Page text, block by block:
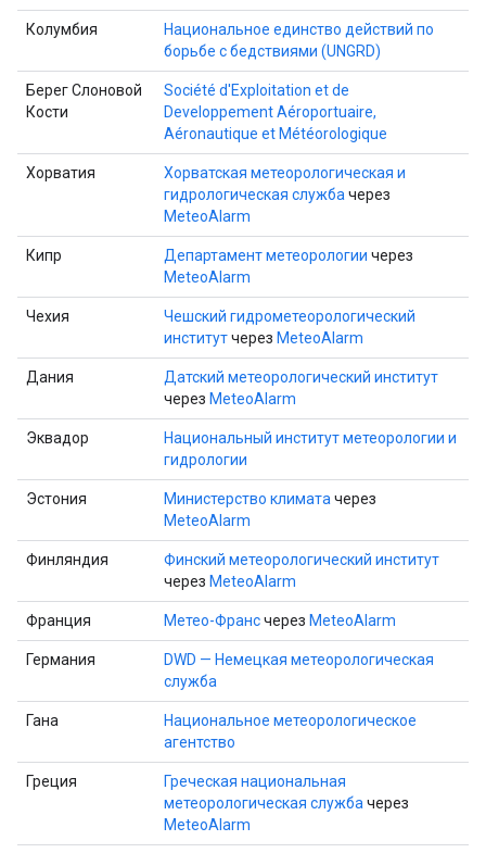
Колумбия
Национальное единство действий по
борьбе с бедствиями (UNGRD)
Берег Слоновой
Кости
Société d'Exploitation et de
Developpement Aéroportuaire,
Aéronautique et Météorologique
Хорватия
Хорватская метеорологическая и
гидрологическая служба через
MeteoAlarm
Кипр Департамент метеорологии через
MeteoAlarm
Чехия
Чешский гидрометеорологический
институтчерез MeteoAlarm
Дания
Датский метеорологический институт
через MeteoAlarm
Эквадор
Национальный институт метеорологии и
гидрологии
Эстония Министерство климата через
MeteoAlarm
Финляндия
Финский метеорологический институт
через MeteoAlarm
Франция Метео-Франсчерез MeteoAlarm
Германия
DWD — Немецкая метеорологическая
служба
Гана
Национальное метеорологическое
агентство
Греция
Греческая национальная
метеорологическая служба через
MeteoAlarm